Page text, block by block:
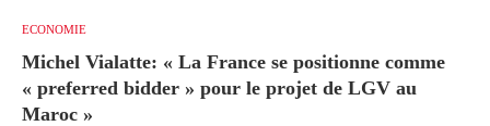
ECONOMIE
Michel Vialatte: « La France se positionne comme
« preferred bidder » pour le projet de LGV au
Maroc »